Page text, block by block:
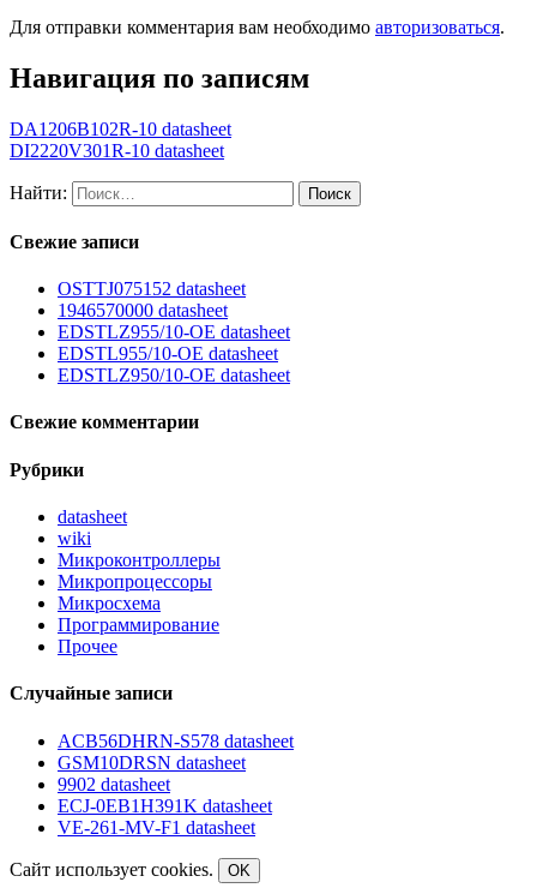
Для отправки комментария вам необходимо авторизоваться.
Навигация по записям
DA1206B102R-10 datasheet
DI2220V301R-10 datasheet
Найти:
Свежие записи
OSTTJ075152 datasheet
1946570000 datasheet
EDSTLZ955/10-OE datasheet
EDSTL955/10-OE datasheet
EDSTLZ950/10-OE datasheet
Свежие комментарии
Рубрики
datasheet
wiki
Микроконтроллеры
Микропроцессоры
Микросхема
Программирование
Прочее
Случайные записи
ACB56DHRN-S578 datasheet
GSM10DRSN datasheet
9902 datasheet
ECJ-0EB1H391K datasheet
VE-261-MV-F1 datasheet
Сайт использует cookies.
OK